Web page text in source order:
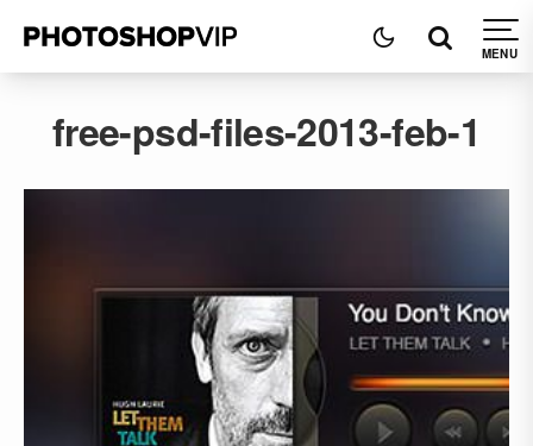
free-psd-files-2013-feb-1